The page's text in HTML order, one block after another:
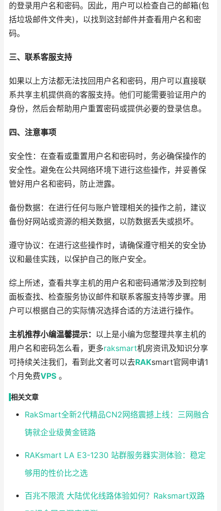
的登录用户名和密码。因此，用户可以检查自己的邮箱(包
括垃圾邮件文件夹)，以找到这封邮件并查看用户名和密
码。
三、联系客服支持
如果以上方法都无法找回用户名和密码，用户可以直接联
系共享主机提供商的客服支持。他们可能需要验证用户的
身份，然后会帮助用户重置密码或提供必要的登录信息。
四、注意事项
安全性：在查看或重置用户名和密码时，务必确保操作的
安全性。避免在公共网络环境下进行这些操作，并妥善保
管好用户名和密码，防止泄露。
备份数据：在进行任何与账户管理相关的操作之前，建议
备份好网站或资源的相关数据，以防数据丢失或损坏。
遵守协议：在进行这些操作时，请确保遵守相关的安全协
议和最佳实践，以保护自己的账户安全。
综上所述，查看共享主机的用户名和密码通常涉及到控制
面板查找、检查服务协议邮件和联系客服支持等步骤。用
户可以根据自己的实际情况选择合适的方法进行操作。
主机推荐小编温馨提示： 以上是小编为您整理共享主机的
用户名和密码怎么看，更多raksmart机房资讯及知识分享
可持续关注我们，看到此文者可以去RAKsmart官网申请1
个月免费VPS 。
相关文章
RakSmart全新2代精品CN2网络震撼上线：三网融合
铸就企业级黄金链路
RAKsmart LA E3-1230 站群服务器实测体验：稳定
够用的性价比之选
百兆不限流 大陆优化线路体验如何？Raksmart双路